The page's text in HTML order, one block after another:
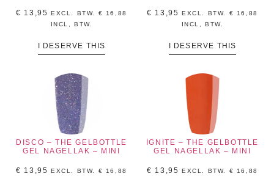
€ 13,95 EXCL. BTW. € 16,88
INCL, BTW.
I DESERVE THIS
€ 13,95 EXCL. BTW. € 16,88
INCL, BTW.
I DESERVE THIS
DISCO – THE GELBOTTLE
GEL NAGELLAK – MINI
€ 13,95 EXCL. BTW. € 16,88
IGNITE – THE GELBOTTLE
GEL NAGELLAK – MINI
€ 13,95 EXCL. BTW. € 16,88